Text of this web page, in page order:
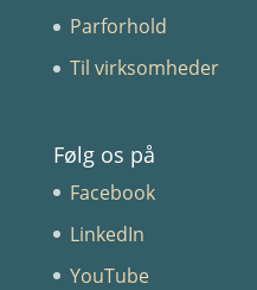
Parforhold
Til virksomheder
Følg os på
Facebook
LinkedIn
YouTube